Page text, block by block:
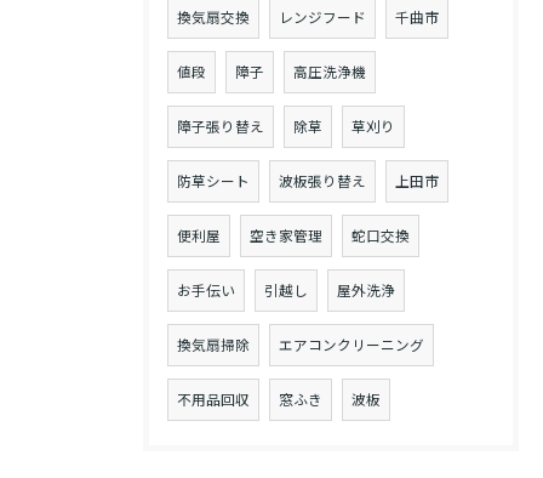
換気扇交換 レンジフード 千曲市
値段 障子 高圧洗浄機
障子張り替え 除草 草刈り
防草シート 波板張り替え 上田市
便利屋 空き家管理 蛇口交換
お手伝い 引越し 屋外洗浄
換気扇掃除 エアコンクリーニング
不用品回収 窓ふき 波板